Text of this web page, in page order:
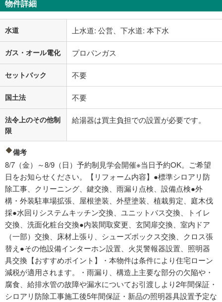
物件詳細
水道 上水道: 公営、下水道: 本下水
ガス・オール電化 プロパンガス
セットバック 不要
国土法 不要
法令上のその他制
限
給湯器は買主負担での設置が必要です。
備考
8/7（金）～8/9（日）予約制見学会開催※当日予約OK。ご希望
日をお知らせください。【リフォーム内容】●標準シロアリ防
除工事、クリーニング、鍵交換、雨漏り点検、設備点検●外
構・外装駐車場拡張、屋根塗装、外壁塗装、植栽剪定、庭木伐
採●水回りシステムキッチン交換、ユニットバス交換、トイレ
交換、洗面化粧台交換●内装間取変更、玄関扉交換、室内ドア
（一部）交換、床材上張り、シューズボックス交換、クロス張
替え●その他設備インターホン設置、火災警報器設置、照明器
具交換【おすすめポイント】・本物件は条件により住宅ローン
減税が適用されます。・雨漏り、構造上主要な部分の欠陥や・
腐食、給排水管の故障や漏水についてお引渡しより2年間保証・
シロアリ防除工事施工後5年間保証・新品の照明器具設置予定な